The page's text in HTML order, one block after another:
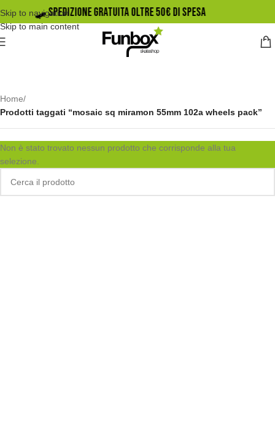
Skip to navigation
Skip to main content
🛹️ SPEDIZIONE GRATUITA OLTRE 50€ DI SPESA
Home/
Prodotti taggati “mosaic sq miramon 55mm 102a wheels pack”
Non è stato trovato nessun prodotto che corrisponde alla tua
selezione.